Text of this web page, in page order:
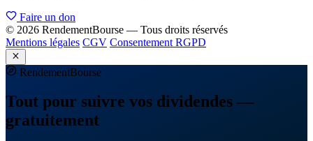
Faire un don
© 2026 RendementBourse — Tous droits réservés
Mentions légales CGV Consentement RGPD
RendementBourse
Tout pour suivre vos dividendes —
gratuitement